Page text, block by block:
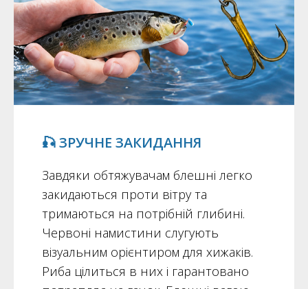
🎣 ЗРУЧНЕ ЗАКИДАННЯ
Завдяки обтяжувачам блешні легко
закидаються проти вітру та
тримаються на потрібній глибині.
Червоні намистини слугують
візуальним орієнтиром для хижаків.
Риба цілиться в них і гарантовано